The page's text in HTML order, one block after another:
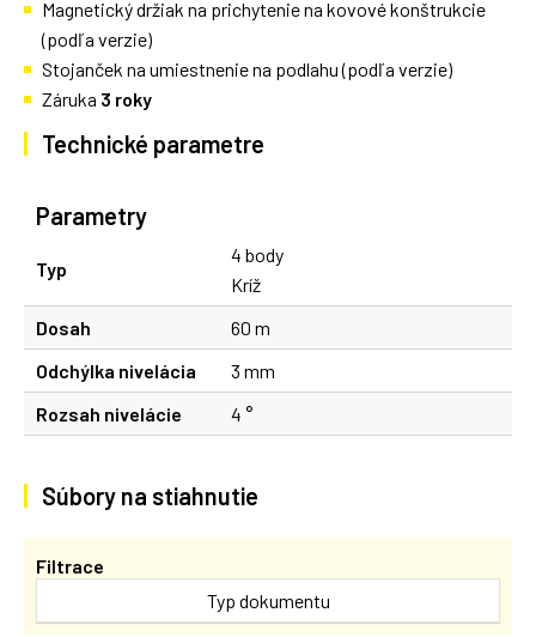
Magnetický držiak na prichytenie na kovové konštrukcie
(podľa verzie)
Stojanček na umiestnenie na podlahu (podľa verzie)
Záruka 3 roky
Technické parametre
Parametry
Typ
4 body
Kríž
Dosah
60 m
Odchýlka nivelácia
3 mm
Rozsah nivelácie
4 °
Súbory na stiahnutie
Filtrace
Typ dokumentu